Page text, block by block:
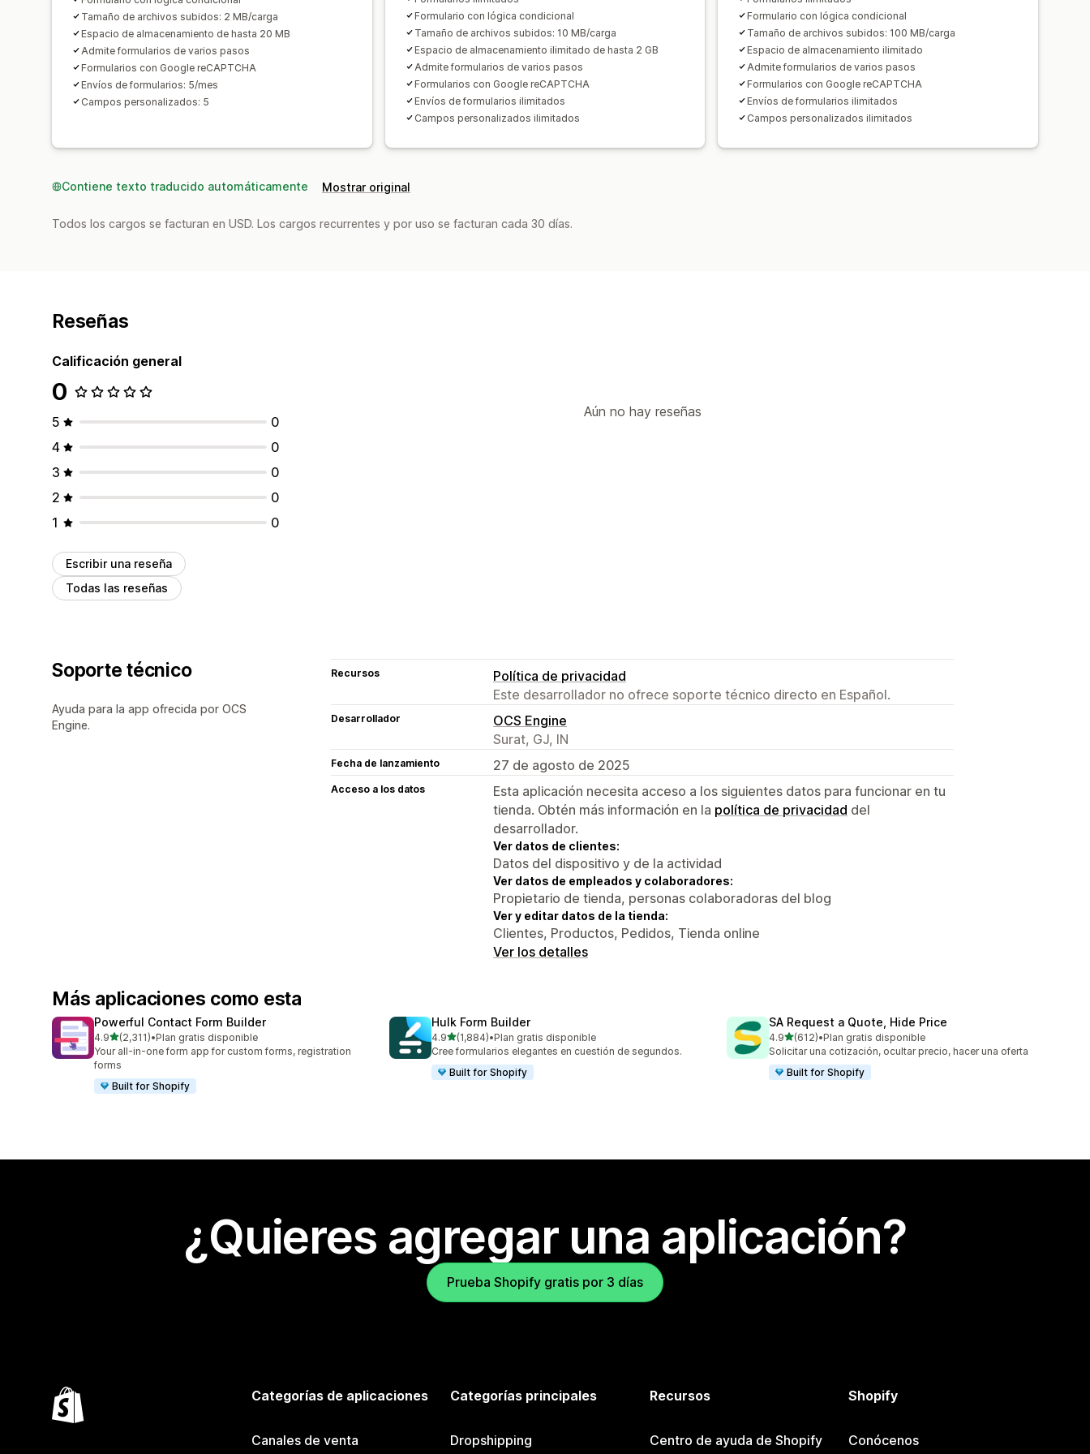
Exportación de datos
Límites del formulario
Seguimiento del estado
Informes y estadísticas CAPTCHA
Tamaño de archivos subidos: 2 MB/carga
Espacio de almacenamiento de hasta 20 MB
Admite formularios de varios pasos
Formularios con Google reCAPTCHA
Envíos de formularios: 5/mes
Campos personalizados: 5
Formulario con lógica condicional
Tamaño de archivos subidos: 10 MB/carga
Espacio de almacenamiento ilimitado de hasta 2 GB
Admite formularios de varios pasos
Formularios con Google reCAPTCHA
Envíos de formularios ilimitados
Campos personalizados ilimitados
Formulario con lógica condicional
Tamaño de archivos subidos: 100 MB/carga
Espacio de almacenamiento ilimitado
Admite formularios de varios pasos
Formularios con Google reCAPTCHA
Envíos de formularios ilimitados
Campos personalizados ilimitados
Contiene texto traducido automáticamente Mostrar original
Todos los cargos se facturan en USD. Los cargos recurrentes y por uso se facturan cada 30 días.
Reseñas
Calificación general
0
5
0
4
0
3
0
2
0
1
0
Escribir una reseña
Todas las reseñas
Aún no hay reseñas
Soporte técnico
Ayuda para la app ofrecida por OCS
Engine.
Recursos
Política de privacidad
Este desarrollador no ofrece soporte técnico directo en Español.
Desarrollador
OCS Engine
Surat, GJ, IN
Fecha de lanzamiento 27 de agosto de 2025
Acceso a los datos
Esta aplicación necesita acceso a los siguientes datos para funcionar en tu
tienda. Obtén más información en la política de privacidad del
desarrollador.
Ver datos de clientes:
Datos del dispositivo y de la actividad
Ver datos de empleados y colaboradores:
Propietario de tienda, personas colaboradoras del blog
Ver y editar datos de la tienda:
Clientes, Productos, Pedidos, Tienda online
Ver los detalles
Más aplicaciones como esta
Powerful Contact Form Builder
4.9de 5 estrellas
(2,311)
2311 reseñas en total
•Plan gratis disponible
Your all-in-one form app for custom forms, registration
forms
Built for Shopify
Hulk Form Builder
4.9de 5 estrellas
(1,884)
1884 reseñas en total
•Plan gratis disponible
Cree formularios elegantes en cuestión de segundos.
Built for Shopify
SA Request a Quote, Hide Price
4.9de 5 estrellas
(612)
612 reseñas en total
•Plan gratis disponible
Solicitar una cotización, ocultar precio, hacer una oferta
Built for Shopify
¿Quieres agregar una aplicación?
Prueba Shopify gratis por 3 días
Categorías de aplicaciones
Canales de venta
Categorías principales
Dropshipping
Recursos
Centro de ayuda de Shopify
Shopify
Conócenos